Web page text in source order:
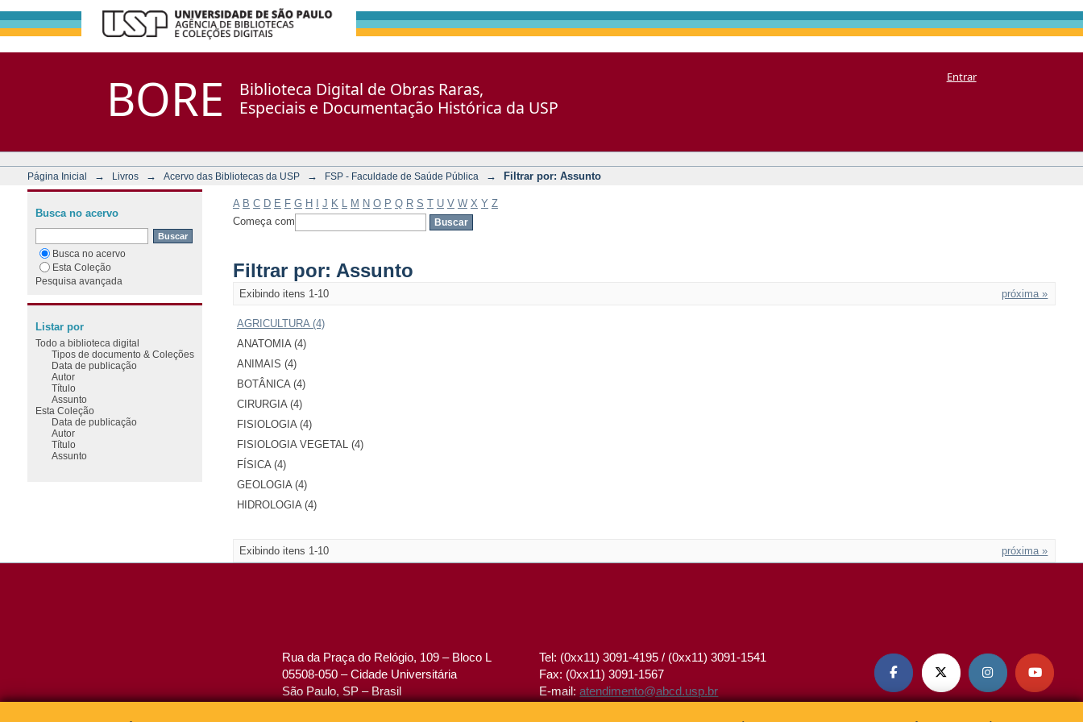
BORE
Biblioteca Digital de Obras Raras,
Especiais e Documentação Histórica da USP
Entrar
Página Inicial → Livros → Acervo das Bibliotecas da USP → FSP - Faculdade de Saúde Pública → Filtrar por: Assunto
A B C D E F G H J K M N O P Q R S T U V W X Y Z
Começa com
Filtrar por: Assunto
Exibindo itens 1-10 próxima »
AGRICULTURA (4)
ANATOMIA (4)
ANIMAIS (4)
BOTÂNICA (4)
CIRURGIA (4)
FISIOLOGIA (4)
FISIOLOGIA VEGETAL (4)
FÍSICA (4)
GEOLOGIA (4)
HIDROLOGIA (4)
Exibindo itens 1-10 próxima »
Busca no acervo
Busca no acervo
Esta Coleção
Pesquisa avançada
Listar por
Todo a biblioteca digital
Tipos de documento & Coleções
Data de publicação
Autor
Título
Assunto
Esta Coleção
Data de publicação
Autor
Título
Assunto
Rua da Praça do Relógio, 109 – Bloco L
05508-050 – Cidade Universitária
São Paulo, SP – Brasil
Tel: (0xx11) 3091-4195 / (0xx11) 3091-1541
Fax: (0xx11) 3091-1567
E-mail:atendimento@abcd.usp.br
   